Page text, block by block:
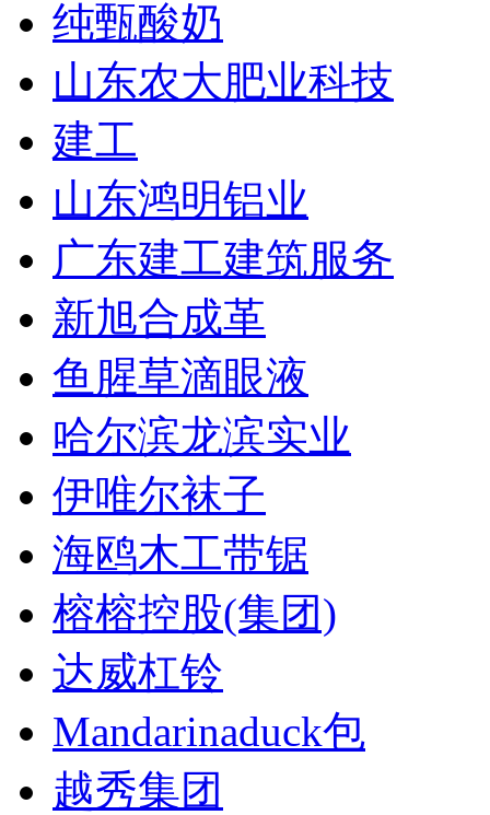
纯甄酸奶
山东农大肥业科技
建工
山东鸿明铝业
广东建工建筑服务
新旭合成革
鱼腥草滴眼液
哈尔滨龙滨实业
伊唯尔袜子
海鸥木工带锯
榕榕控股(集团)
达威杠铃
Mandarinaduck包
越秀集团